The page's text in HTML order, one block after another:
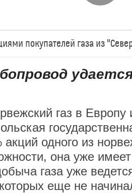
покупателей газа из
газ в Европу
одного из
она уже
газа уже
еще не